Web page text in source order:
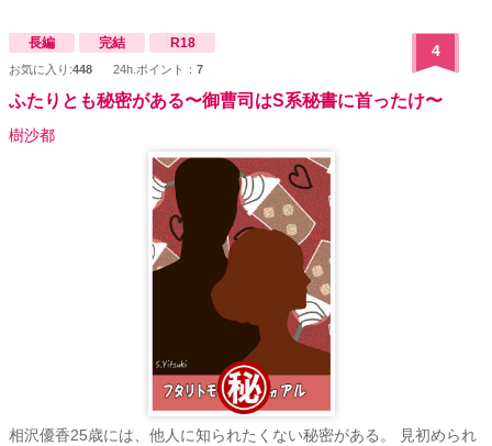
長編 完結 R18
お気に入り:448 24h.ポイント： 7
4
ふたりとも秘密がある〜御曹司はS系秘書に首ったけ〜
樹沙都
相沢優香25歳には、他人に知られたくない秘密がある。 見初められ